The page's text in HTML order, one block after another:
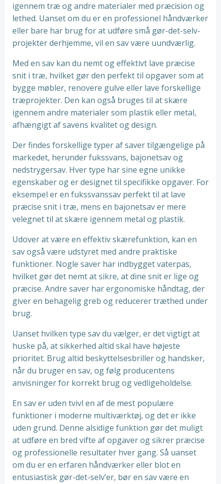
igennem træ og andre materialer med præcision og
lethed. Uanset om du er en professionel håndværker
eller bare har brug for at udføre små gør-det-selv-
projekter derhjemme, vil en sav være uundværlig.
Med en sav kan du nemt og effektivt lave præcise
snit i træ, hvilket gør den perfekt til opgaver som at
bygge møbler, renovere gulve eller lave forskellige
træprojekter. Den kan også bruges til at skære
igennem andre materialer som plastik eller metal,
afhængigt af savens kvalitet og design.
Der findes forskellige typer af saver tilgængelige på
markedet, herunder fukssvans, bajonetsav og
nedstrygersav. Hver type har sine egne unikke
egenskaber og er designet til specifikke opgaver. For
eksempel er en fukssvanssav perfekt til at lave
præcise snit i træ, mens en bajonetsav er mere
velegnet til at skære igennem metal og plastik.
Udover at være en effektiv skærefunktion, kan en
sav også være udstyret med andre praktiske
funktioner. Nogle saver har indbygget vaterpas,
hvilket gør det nemt at sikre, at dine snit er lige og
præcise. Andre saver har ergonomiske håndtag, der
giver en behagelig greb og reducerer træthed under
brug.
Uanset hvilken type sav du vælger, er det vigtigt at
huske på, at sikkerhed altid skal have højeste
prioritet. Brug altid beskyttelsesbriller og handsker,
når du bruger en sav, og følg producentens
anvisninger for korrekt brug og vedligeholdelse.
En sav er uden tvivl en af de mest populære
funktioner i moderne multiværktøj, og det er ikke
uden grund. Denne alsidige funktion gør det muligt
at udføre en bred vifte af opgaver og sikrer præcise
og professionelle resultater hver gang. Så uanset
om du er en erfaren håndværker eller blot en
entusiastisk gør-det-selv’er, bør en sav være en